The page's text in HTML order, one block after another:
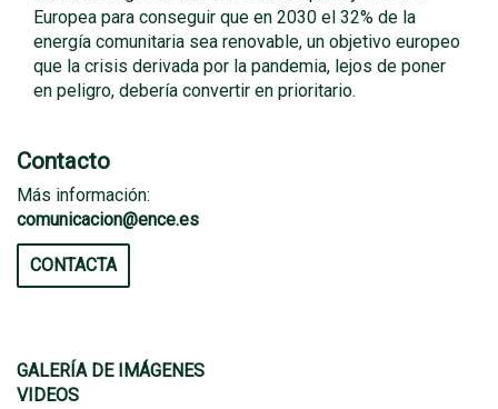
Europea para conseguir que en 2030 el 32% de la
energía comunitaria sea renovable, un objetivo europeo
que la crisis derivada por la pandemia, lejos de poner
en peligro, debería convertir en prioritario.
Contacto
Más información:
comunicacion@ence.es
CONTACTA
GALERÍA DE IMÁGENES
VIDEOS